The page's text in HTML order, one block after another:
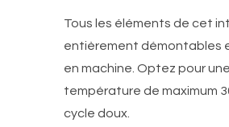
Tous les éléments de cet
entièrement démontables
en machine. Optez pour une
température de maximum
cycle doux.